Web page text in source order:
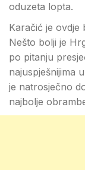
oduzeta lopta.
Karačić je ovdje
Nešto bolji je
po pitanju
najuspješnijima
je natrosječno
najbolje